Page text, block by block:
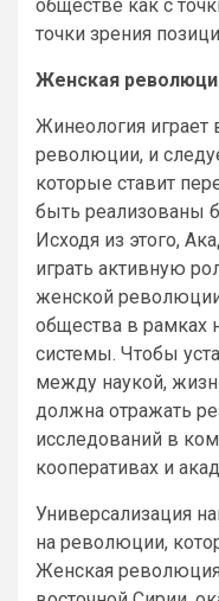
обществе как с
точки зрения
Женская
Жинеология
революции, и
которые ставит
быть реализованы
Исходя из этого,
играть активную
женской
общества в рамках
системы. Чтобы
между наукой,
должна отражать
исследований в
кооперативах и
Универсализация
на революции,
Женская